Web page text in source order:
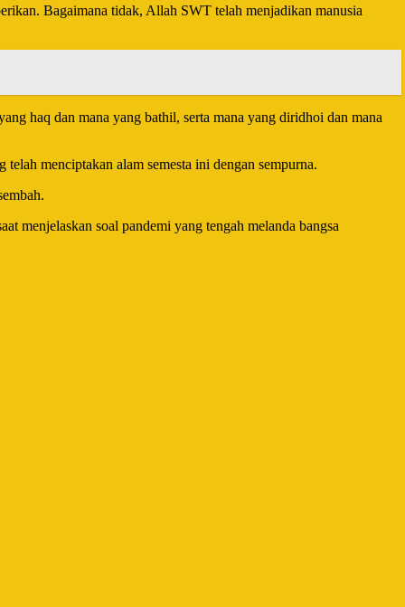
Bagaimana tidak, Allah SWT telah menjadikan manusia
haq dan mana yang bathil, serta mana yang diridhoi dan mana
menciptakan alam semesta ini dengan sempurna.
menjelaskan soal pandemi yang tengah melanda bangsa